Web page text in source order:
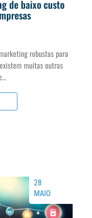
de baixo custo
robustas para
muitas outras
28
MAIO